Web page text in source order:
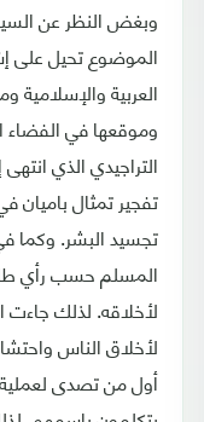
وبغض النظر عن
الموضوع تحيل على
العربية والإسلامية
وموقعها في الفضاء
التراجيدي الذي
تفجير تمثال باميان
تجسيد البشر. وكما في
المسلم حسب رأي
لأخلاقه. لذلك جاءت
لأخلاق الناس
أول من تصدى